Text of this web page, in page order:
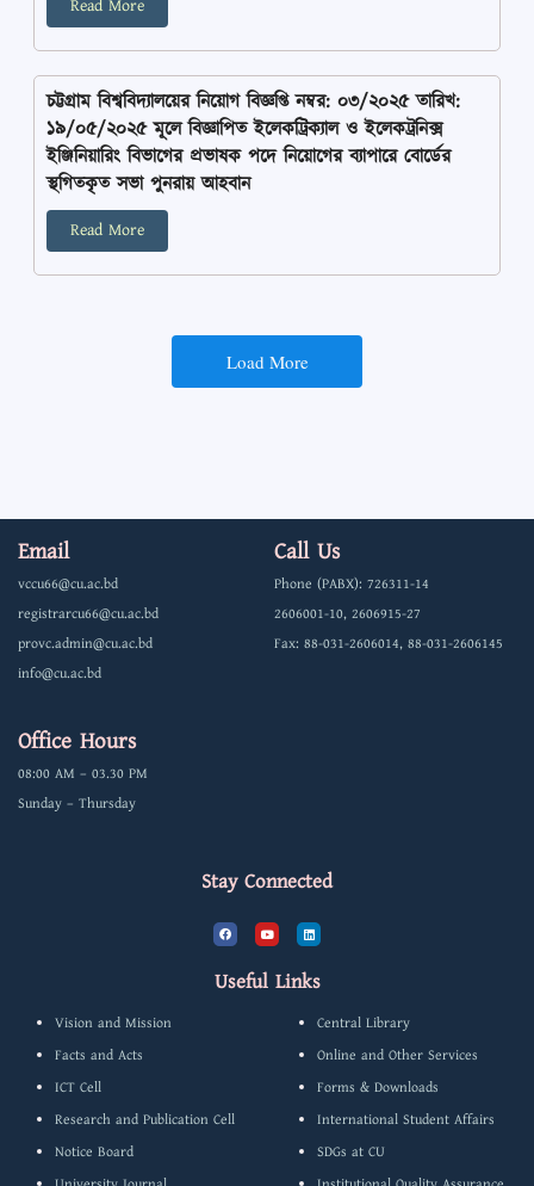
Read More
চট্টগ্রাম বিশ্ববিদ্যালয়ের নিয়োগ বিজ্ঞপ্তি নম্বর: ০৩/২০২৫ তারিখ:
১৯/০৫/২০২৫ মূলে বিজ্ঞাপিত ইলেকট্রিক্যাল ও ইলেকট্রনিক্স
ইঞ্জিনিয়ারিং বিভাগের প্রভাষক পদে নিয়োগের ব্যাপারে বোর্ডের
স্থগিতকৃত সভা পুনরায় আহবান
Read More
Load More
Email
vccu66@cu.ac.bd
registrarcu66@cu.ac.bd
provc.admin@cu.ac.bd
info@cu.ac.bd
Call Us
Phone (PABX): 726311-14
2606001-10, 2606915-27
Fax: 88-031-2606014, 88-031-2606145
Office Hours
08:00 AM – 03.30 PM
Sunday – Thursday
Stay Connected
F
a
c
b
o
Y
o
u
u
b
L
i
n
d
Useful Links
Vision and Mission
Facts and Acts
ICT Cell
Research and Publication Cell
Notice Board
Central Library
Online and Other Services
Forms & Downloads
International Student Affairs
SDGs at CU